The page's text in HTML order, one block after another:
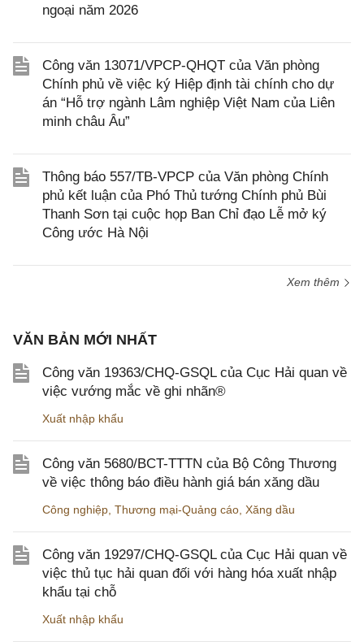
ngoại năm 2026
Công văn 13071/VPCP-QHQT của Văn phòng
Chính phủ về việc ký Hiệp định tài chính cho dự
án “Hỗ trợ ngành Lâm nghiệp Việt Nam của Liên
minh châu Âu”
Thông báo 557/TB-VPCP của Văn phòng Chính
phủ kết luận của Phó Thủ tướng Chính phủ Bùi
Thanh Sơn tại cuộc họp Ban Chỉ đạo Lễ mở ký
Công ước Hà Nội
Xem thêm
VĂN BẢN MỚI NHẤT
Công văn 19363/CHQ-GSQL của Cục Hải quan về
việc vướng mắc về ghi nhãn®
Xuất nhập khẩu
Công văn 5680/BCT-TTTN của Bộ Công Thương
về việc thông báo điều hành giá bán xăng dầu
Công nghiệp Thương mại-Quảng cáo Xăng dầu
Công văn 19297/CHQ-GSQL của Cục Hải quan về
việc thủ tục hải quan đối với hàng hóa xuất nhập
khẩu tại chỗ
Xuất nhập khẩu